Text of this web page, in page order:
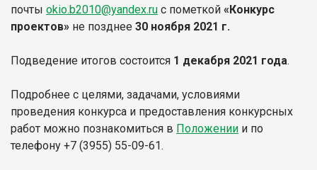
почты okio.b2010@yandex.ru с пометкой «Конкурс
проектов» не позднее 30 ноября 2021 г.
Подведение итогов состоится 1 декабря 2021 года.
Подробнее с целями, задачами, условиями
проведения конкурса и предоставления конкурсных
работ можно познакомиться в Положении и по
телефону +7 (3955) 55-09-61.